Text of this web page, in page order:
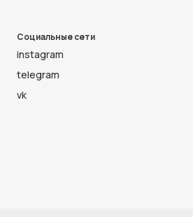
Социальные сети
instagram
telegram
vk